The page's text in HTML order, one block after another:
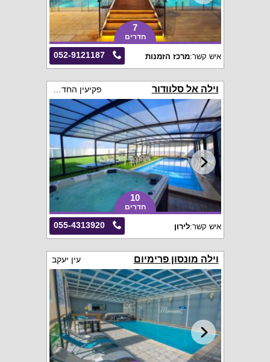
7
חדרים
052-9121187 איש קשר:מרכז הזמנות
וילה אל סלוודור
10
חדרים
055-4313920 איש קשר:לירון
וילה מונסון פרימיום עין יעקב